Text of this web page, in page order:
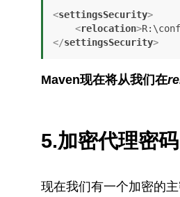
<settingsSecurity>
<relocation>
</settingsSecurity>
Maven现在将从我们在
5.加密代理密码
现在我们有一个加密的